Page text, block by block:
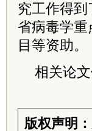
究工作得
省病毒学
目等资助。
相关论
版权声明